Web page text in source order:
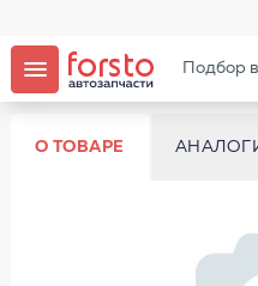
Подбор
О ТОВАРЕ